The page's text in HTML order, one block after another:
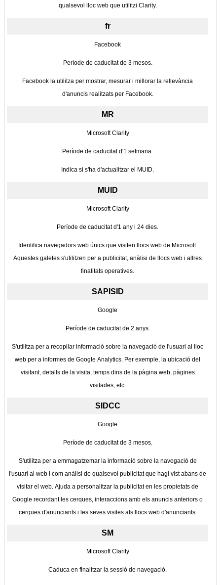
qualsevol lloc web que utilitzi Clarity.
fr
Facebook
Període de caducitat de 3 mesos.
Facebook la utilitza per mostrar, mesurar i millorar la rellevància
d'anuncis realitzats per Facebook.
MR
Microsoft Clarity
Període de caducitat d'1 setmana.
Indica si s'ha d'actualitzar el MUID.
MUID
Microsoft Clarity
Període de caducitat d'1 any i 24 dies.
Identifica navegadors web únics que visiten llocs web de Microsoft.
Aquestes galetes s'utilitzen per a publicitat, anàlisi de llocs web i altres
finalitats operatives.
SAPISID
Google
Període de caducitat de 2 anys.
S'utilitza per a recopilar informació sobre la navegació de l'usuari al lloc
web per a informes de Google Analytics. Per exemple, la ubicació del
visitant, detalls de la visita, temps dins de la pàgina web, pàgines
visitades, etc.
SIDCC
Google
Període de caducitat de 3 mesos.
S'utilitza per a emmagatzemar la informació sobre la navegació de
l'usuari al web i com anàlisi de qualsevol publicitat que hagi vist abans de
visitar el web. Ajuda a personalitzar la publicitat en les propietats de
Google recordant les cerques, interaccions amb els anuncis anteriors o
cerques d'anunciants i les seves visites als llocs web d'anunciants.
SM
Microsoft Clarity
Caduca en finalitzar la sessió de navegació.